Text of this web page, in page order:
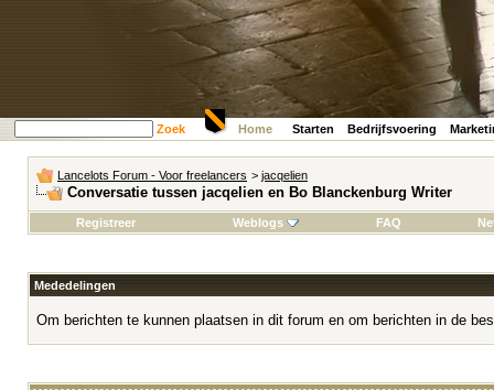
Zoek Home Starten Bedrijfsvoering
Lancelots Forum - Voor freelancers > jacqelien
Conversatie tussen jacqelien en Bo Blanckenburg Writer
Registreer Weblogs FAQ
Mededelingen
Om berichten te kunnen plaatsen in dit forum en om berichten in de